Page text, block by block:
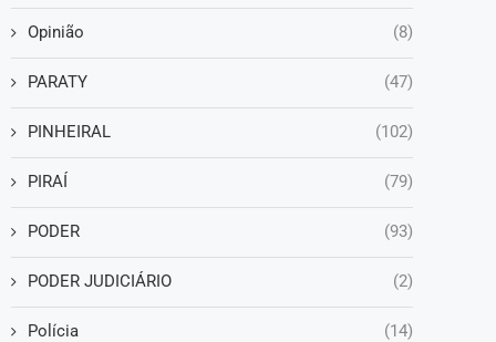
Opinião (8)
PARATY (47)
PINHEIRAL (102)
PIRAÍ (79)
PODER (93)
PODER JUDICIÁRIO (2)
Polícia (14)